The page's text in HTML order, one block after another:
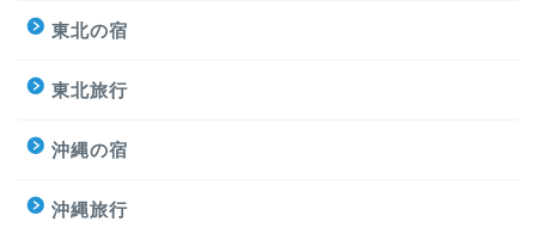
東北の宿
東北旅行
沖縄の宿
沖縄旅行